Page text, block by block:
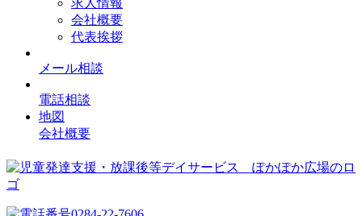
求人情報
会社概要
代表挨拶
メール相談
電話相談
地図
会社概要